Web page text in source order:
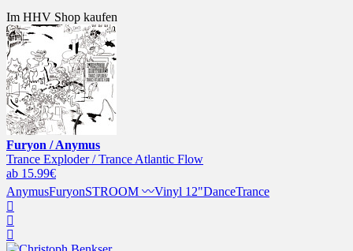
Im HHV Shop kaufen
Furyon / Anymus
Trance Exploder / Trance Atlantic Flow
ab 15.99€
AnymusFuryonSTROOM 〰Vinyl 12"DanceTrance